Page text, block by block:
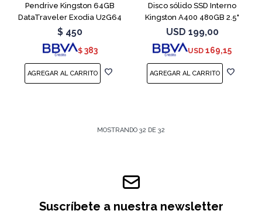
Pendrive Kingston 64GB
DataTraveler Exodia U2G64
Red
$ 450
$ 383
Disco sólido SSD Interno
Kingston A400 480GB 2.5"
SATA 3
USD 199,00
USD 169,15
MOSTRANDO 32 DE 32
Suscríbete a nuestra newsletter